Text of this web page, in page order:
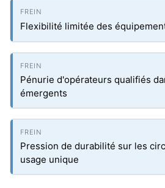
Flexibilité limitée des
Pénurie d'opérateurs qualifiés
émergents
Pression de durabilité sur les
usage unique